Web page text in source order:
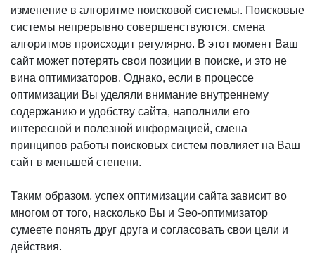
изменение в алгоритме поисковой системы. Поисковые
системы непрерывно совершенствуются, смена
алгоритмов происходит регулярно. В этот момент Ваш
сайт может потерять свои позиции в поиске, и это не
вина оптимизаторов. Однако, если в процессе
оптимизации Вы уделяли внимание внутреннему
содержанию и удобству сайта, наполнили его
интересной и полезной информацией, смена
принципов работы поисковых систем повлияет на Ваш
сайт в меньшей степени.
Таким образом, успех оптимизации сайта зависит во
многом от того, насколько Вы и Seo-оптимизатор
сумеете понять друг друга и согласовать свои цели и
действия.